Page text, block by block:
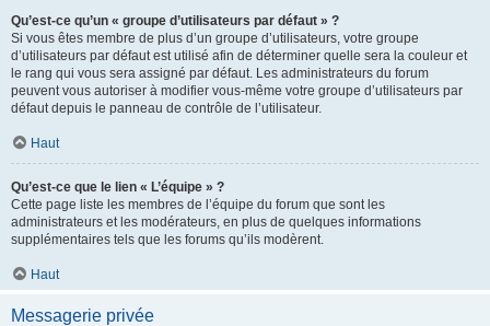
Qu’est-ce qu’un « groupe d’utilisateurs par défaut » ?
Si vous êtes membre de plus d’un groupe d’utilisateurs, votre groupe
d’utilisateurs par défaut est utilisé afin de déterminer quelle sera la couleur et
le rang qui vous sera assigné par défaut. Les administrateurs du forum
peuvent vous autoriser à modifier vous-même votre groupe d’utilisateurs par
défaut depuis le panneau de contrôle de l’utilisateur.
Haut
Qu’est-ce que le lien « L’équipe » ?
Cette page liste les membres de l’équipe du forum que sont les
administrateurs et les modérateurs, en plus de quelques informations
supplémentaires tels que les forums qu’ils modèrent.
Haut
Messagerie privée